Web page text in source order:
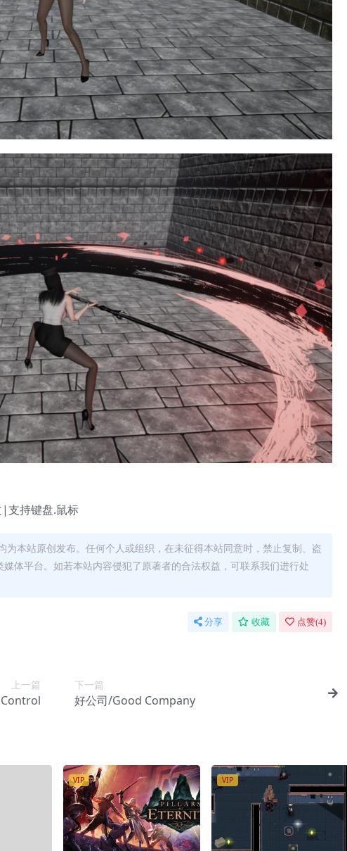
支持键盘.鼠标
本站原创发布。任何个人或组织，在未征得本站同意时，禁止复制、盗
体平台。如若本站内容侵犯了原著者的合法权益，可联系我们进行处
分享 收藏 点赞(4)
上一篇 下一篇
好公司/Good Company
VIP VIP